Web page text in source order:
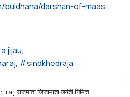
https://www.lokmat.com/buldhana/darshan-of-maasaheb-jijau-gives-positive-energy-supriya-sule-a309/?s=08
jijau
sindkhedraja
राजमाता जिजामाता जयंती निमित्त ...